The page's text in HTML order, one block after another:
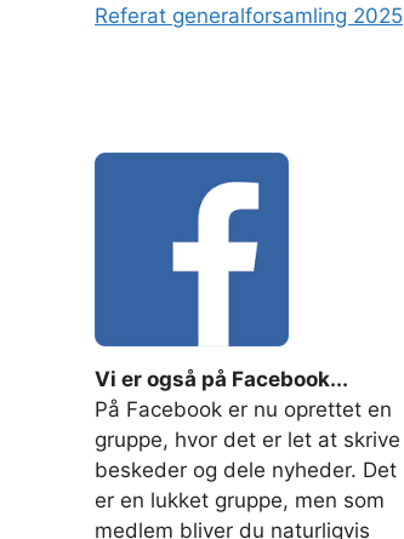
Referat generalforsamling 2025
Vi er også på Facebook...
På Facebook er nu oprettet en
gruppe, hvor det er let at skrive
beskeder og dele nyheder. Det
er en lukket gruppe, men som
medlem bliver du naturligvis